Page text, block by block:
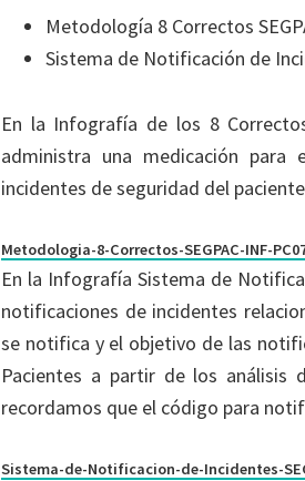
Metodología 8 Correctos
Sistema de Notificación de
En la Infografía de los 8
administra una medicación
incidentes de seguridad del
Metodologia-8-Correctos-SEGPAC-INF-
En la Infografía Sistema de
notificaciones de incidentes
se notifica y el objetivo de las
Pacientes a partir de los análisis
recordamos que el código para
Sistema-de-Notificacion-de-Incidentes-